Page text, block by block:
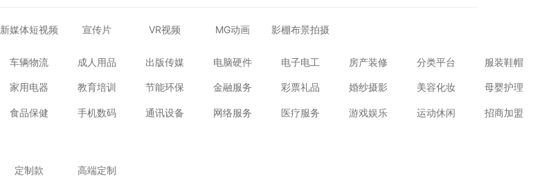
新媒体短视频 宣传片 VR视频 MG动画 影棚布景拍摄
车辆物流 成人用品 出版传媒 电脑硬件 电子电工 房产装修 分类平台 服装鞋帽
家用电器 教育培训 节能环保 金融服务 彩票礼品 婚纱摄影 美容化妆 母婴护理
食品保健 手机数码 通讯设备 网络服务 医疗服务 游戏娱乐 运动休闲 招商加盟
定制款 高端定制